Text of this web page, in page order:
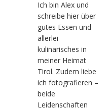
Ich bin Alex und
schreibe hier über
gutes Essen und
allerlei
kulinarisches in
meiner Heimat
Tirol. Zudem liebe
ich fotografieren –
beide
Leidenschaften